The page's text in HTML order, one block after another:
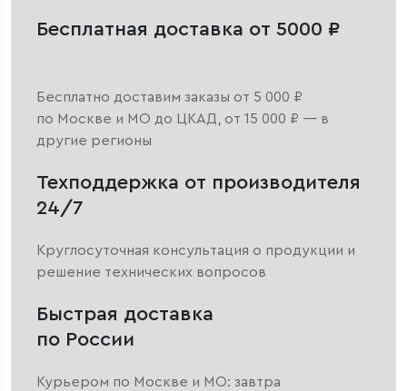
Бесплатная доставка от 5000 ₽
Бесплатно доставим заказы от 5 000 ₽
по Москве и МО до ЦКАД, от 15 000 ₽ — в
другие регионы
Техподдержка от производителя
24/7
Круглосуточная консультация о продукции и
решение технических вопросов
Быстрая доставка
по России
Курьером по Москве и МО: завтра